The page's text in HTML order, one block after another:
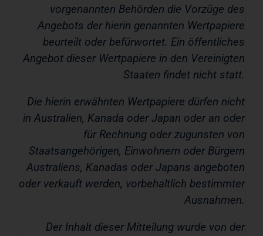
vorgenannten Behörden die Vorzüge des
Angebots der hierin genannten Wertpapiere
beurteilt oder befürwortet. Ein öffentliches
Angebot dieser Wertpapiere in den Vereinigten
Staaten findet nicht statt.
Die hierin erwähnten Wertpapiere dürfen nicht
in Australien, Kanada oder Japan oder an oder
für Rechnung oder zugunsten von
Staatsangehörigen, Einwohnern oder Bürgern
Australiens, Kanadas oder Japans angeboten
oder verkauft werden, vorbehaltlich bestimmter
Ausnahmen.
Der Inhalt dieser Mitteilung wurde von der